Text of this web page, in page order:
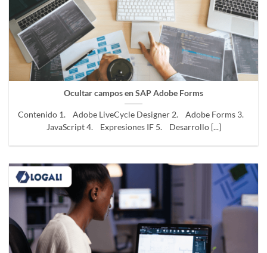
Ocultar campos en SAP Adobe Forms
Contenido 1. Adobe LiveCycle Designer 2. Adobe Forms 3.
JavaScript 4. Expresiones IF 5. Desarrollo [...]